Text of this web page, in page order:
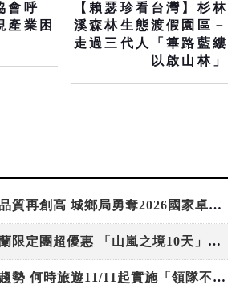
會呼
產業困
【賴瑟珍看台灣】杉林
溪森林生態渡假園區－
走過三代人「篳路藍縷
以啟山林」
新北公共建設品質再創高 城鄉局勇奪2026國家卓越建設獎6項殊榮
尊榮假期紐西蘭限定團超優惠 「山嵐之境10天」挑戰市場最高CP值
單人參團旅遊趨勢 何時旅遊11/11起實施「領隊不配房」 落單更免收單房差